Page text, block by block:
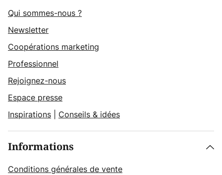
Qui sommes-nous ?
Newsletter
Coopérations marketing
Professionnel
Rejoignez-nous
Espace presse
Inspirations
Conseils & idées
Informations
Conditions générales de vente